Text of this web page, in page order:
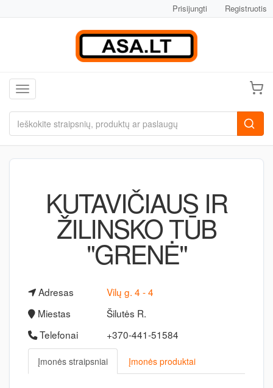
Prisijungti Registruotis
Toggle navigation
KUTAVIČIAUS IR
ŽILINSKO TŪB
"GRENĖ"
Adresas
Vilų g. 4 - 4
Miestas
Šilutės R.
Telefonai
+370-441-51584
Įmonės straipsniai Įmonės produktai